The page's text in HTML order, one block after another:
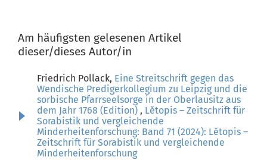
Am häufigsten gelesenen Artikel
dieser/dieses Autor/in
Friedrich Pollack, Eine Streitschrift gegen das
Wendische Predigerkollegium zu Leipzig und die
sorbische Pfarrseelsorge in der Oberlausitz aus
dem Jahr 1768 (Edition) , Lětopis – Zeitschrift für
Sorabistik und vergleichende
Minderheitenforschung: Band 71 (2024): Lětopis –
Zeitschrift für Sorabistik und vergleichende
Minderheitenforschung